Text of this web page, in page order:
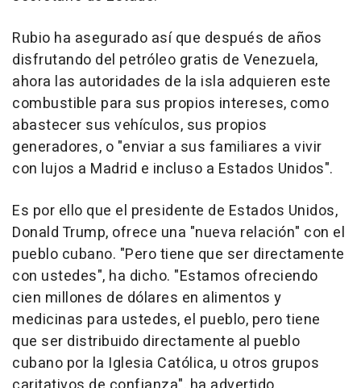
Rubio ha asegurado así que después de años
disfrutando del petróleo gratis de Venezuela,
ahora las autoridades de la isla adquieren este
combustible para sus propios intereses, como
abastecer sus vehículos, sus propios
generadores, o "enviar a sus familiares a vivir
con lujos a Madrid e incluso a Estados Unidos".
Es por ello que el presidente de Estados Unidos,
Donald Trump, ofrece una "nueva relación" con el
pueblo cubano. "Pero tiene que ser directamente
con ustedes", ha dicho. "Estamos ofreciendo
cien millones de dólares en alimentos y
medicinas para ustedes, el pueblo, pero tiene
que ser distribuido directamente al pueblo
cubano por la Iglesia Católica, u otros grupos